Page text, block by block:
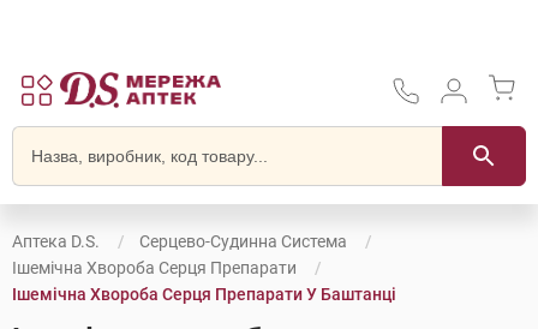
Аптека D.S.
Серцево-Судинна Система
Ішемічна Хвороба Серця Препарати
Ішемічна Хвороба Серця Препарати У Баштанці